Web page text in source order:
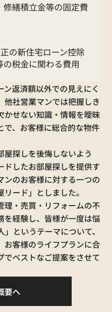
間
（土）～5
）
）
入のお客様】
緊急時連絡先
554
話窓口】
問合せ
8304
繕積立金等の固定費
の新住宅ローン控除
税金に関わる費用
返済額以外での見えにく
他社営業マンでは把握しき
かせない知識・情報を曖昧
で、お客様に総合的な物件
屋探しを後悔しないよう
ドしたお部屋探しを提供す
ンのお客様に対する一つの
ード」としました。
理・売買・リフォームの不
を経験し、皆様が一度は悩
というテーマについて、
お客様のライフプランに合
でベストなご提案をさせて
要へ